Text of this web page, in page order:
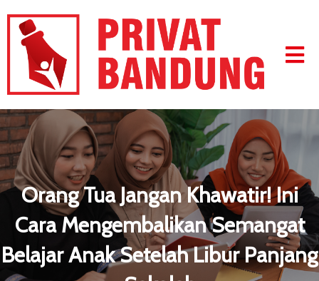
Orang Tua Jangan Khawatir! Ini
Cara Mengembalikan Semangat
Belajar Anak Setelah Libur Panjang